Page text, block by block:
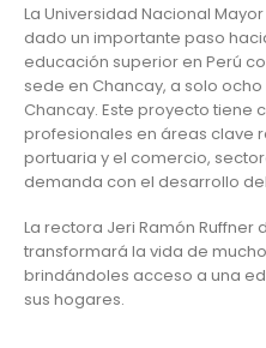
La Universidad Nacional
dado un importante paso
educación superior en Perú
sede en Chancay, a solo
Chancay. Este proyecto tiene
profesionales en áreas clave
portuaria y el comercio,
demanda con el desarrollo
La rectora Jeri Ramón
transformará la vida de
brindándoles acceso a una
sus hogares.